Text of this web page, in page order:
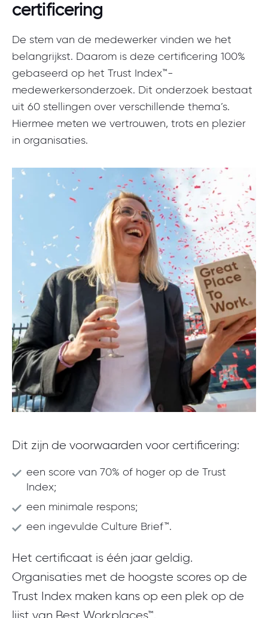
certificering
De stem van de medewerker vinden we het
belangrijkst. Daarom is deze certificering 100%
gebaseerd op het Trust Index™-
medewerkersonderzoek. Dit onderzoek bestaat
uit 60 stellingen over verschillende thema’s.
Hiermee meten we vertrouwen, trots en plezier
in organisaties.
Dit zijn de voorwaarden voor certificering:
een score van 70% of hoger op de Trust
Index;
een minimale respons;
een ingevulde Culture Brief™.
Het certificaat is één jaar geldig.
Organisaties met de hoogste scores op de
Trust Index maken kans op een plek op de